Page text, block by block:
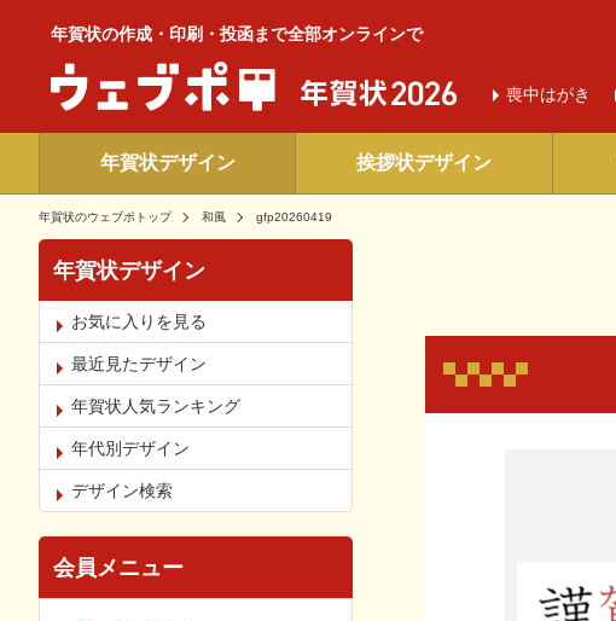
年賀状の作成・印刷・投函まで全部オンラインで
喪中はがき
年賀状デザイン 挨拶状デザイン
年賀状のウェブポトップ 和風 gfp20260419
年賀状デザイン
お気に入りを見る
最近見たデザイン
年賀状人気ランキング
年代別デザイン
デザイン検索
会員メニュー